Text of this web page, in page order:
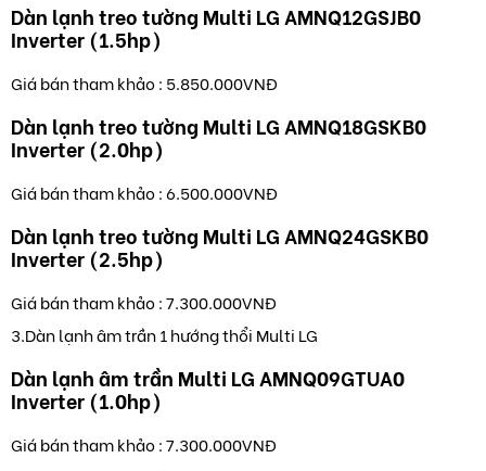
Dàn lạnh treo tường Multi LG AMNQ12GSJB0
Inverter (1.5hp)
Giá bán tham khảo : 5.850.000VNĐ
Dàn lạnh treo tường Multi LG AMNQ18GSKB0
Inverter (2.0hp)
Giá bán tham khảo : 6.500.000VNĐ
Dàn lạnh treo tường Multi LG AMNQ24GSKB0
Inverter (2.5hp)
Giá bán tham khảo : 7.300.000VNĐ
3.Dàn lạnh âm trần 1 hướng thổi Multi LG
Dàn lạnh âm trần Multi LG AMNQ09GTUA0
Inverter (1.0hp)
Giá bán tham khảo : 7.300.000VNĐ